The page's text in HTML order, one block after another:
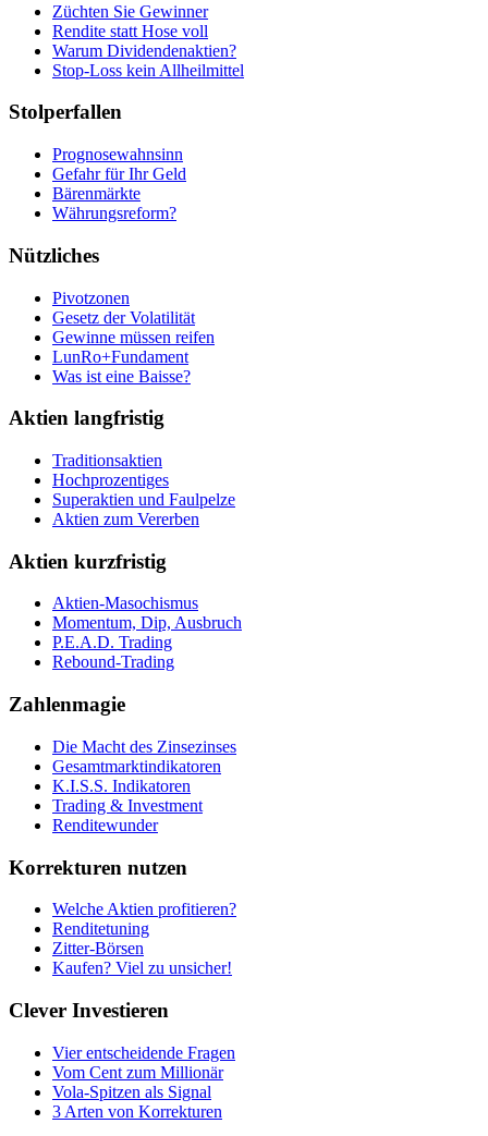
Züchten Sie Gewinner
Rendite statt Hose voll
Warum Dividendenaktien?
Stop-Loss kein Allheilmittel
Stolperfallen
Prognosewahnsinn
Gefahr für Ihr Geld
Bärenmärkte
Währungsreform?
Nützliches
Pivotzonen
Gesetz der Volatilität
Gewinne müssen reifen
LunRo+Fundament
Was ist eine Baisse?
Aktien langfristig
Traditionsaktien
Hochprozentiges
Superaktien und Faulpelze
Aktien zum Vererben
Aktien kurzfristig
Aktien-Masochismus
Momentum, Dip, Ausbruch
P.E.A.D. Trading
Rebound-Trading
Zahlenmagie
Die Macht des Zinsezinses
Gesamtmarktindikatoren
K.I.S.S. Indikatoren
Trading & Investment
Renditewunder
Korrekturen nutzen
Welche Aktien profitieren?
Renditetuning
Zitter-Börsen
Kaufen? Viel zu unsicher!
Clever Investieren
Vier entscheidende Fragen
Vom Cent zum Millionär
Vola-Spitzen als Signal
3 Arten von Korrekturen